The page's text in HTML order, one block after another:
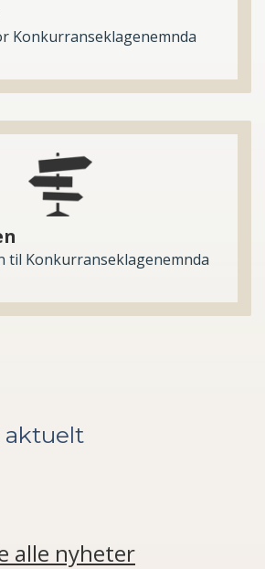
Konkurranseklagenemnda
til Konkurranseklagenemnda
aktuelt
alle nyheter